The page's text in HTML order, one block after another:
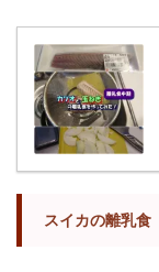
スイカの離乳食